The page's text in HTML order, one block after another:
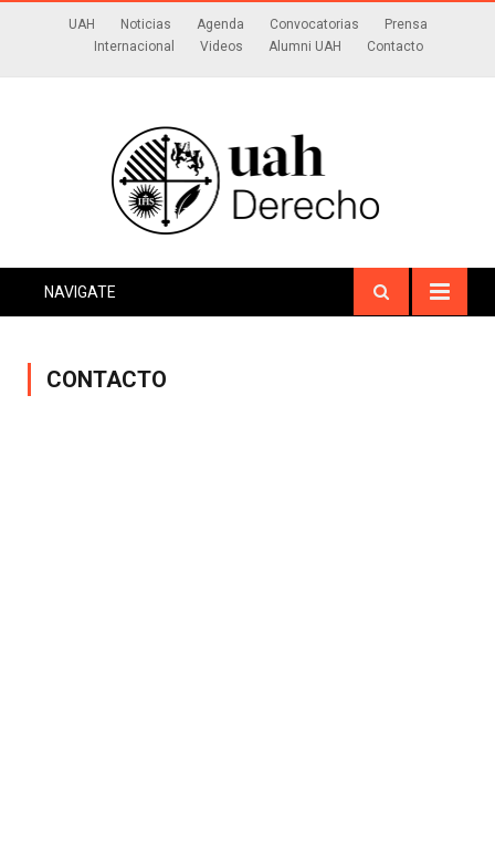
UAH Noticias Agenda Convocatorias
Prensa
Internacional
Videos Alumni UAH Contacto
NAVIGATE
CONTACTO